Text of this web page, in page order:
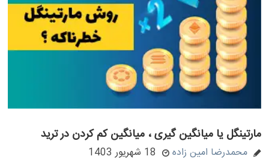
مارتینگل یا میانگین گیری ، میانگین کم کردن در ترید
محمدرضا امین زاده 18 شهریور 1403